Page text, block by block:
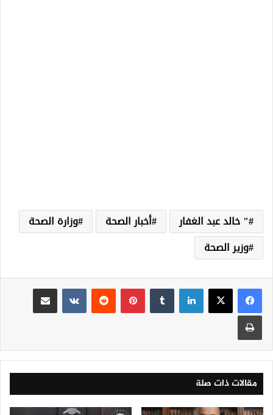
" خالد عبد الغفار أخبار الصحة
وزارة الصحة
وزير الصحة
لينكدإن بينتيريست
مقالات ذات صلة